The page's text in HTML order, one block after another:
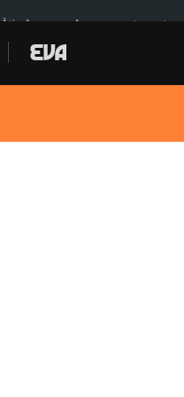
Àtic Ayuso Aparcament agost